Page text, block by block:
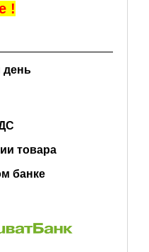
!
день
товара
банке